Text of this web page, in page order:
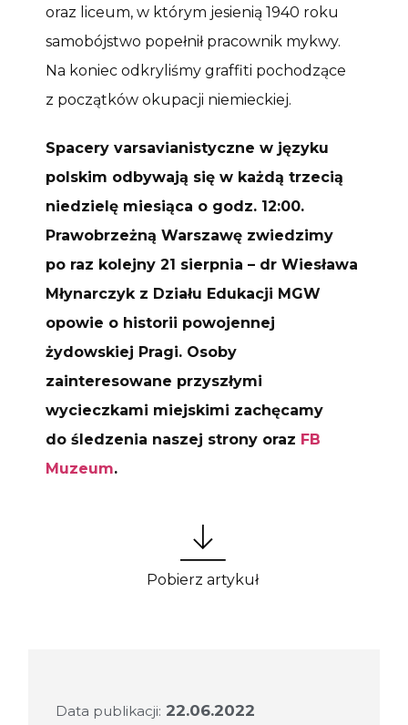
oraz liceum, w którym jesienią 1940 roku
samobójstwo popełnił pracownik mykwy.
Na koniec odkryliśmy graffiti pochodzące
z początków okupacji niemieckiej.
Spacery varsavianistyczne w języku
polskim odbywają się w każdą trzecią
niedzielę miesiąca o godz. 12:00.
Prawobrzeżną Warszawę zwiedzimy
po raz kolejny 21 sierpnia – dr Wiesława
Młynarczyk z Działu Edukacji MGW
opowie o historii powojennej
żydowskiej Pragi. Osoby
zainteresowane przyszłymi
wycieczkami miejskimi zachęcamy
do śledzenia naszej strony oraz FB
Muzeum.
Pobierz artykuł
Data publikacji: 22.06.2022